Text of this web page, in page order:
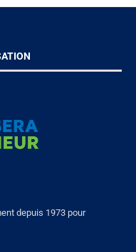
depuis 1973 pour